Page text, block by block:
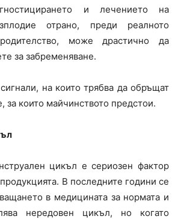
и лечението на
отрано, преди реалното
може драстично да
за забременяване.
на които трябва да обръщат
за които майчинството предстои.
цикъл е сериозен фактор
В последните години се
в медицината за нормата и
нередовен цикъл, но когато